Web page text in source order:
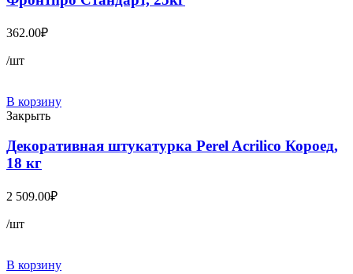
362.00₽
/шт
В корзину
Закрыть
Декоративная штукатурка Perel Acrilico Короед,
18 кг
2 509.00₽
/шт
В корзину